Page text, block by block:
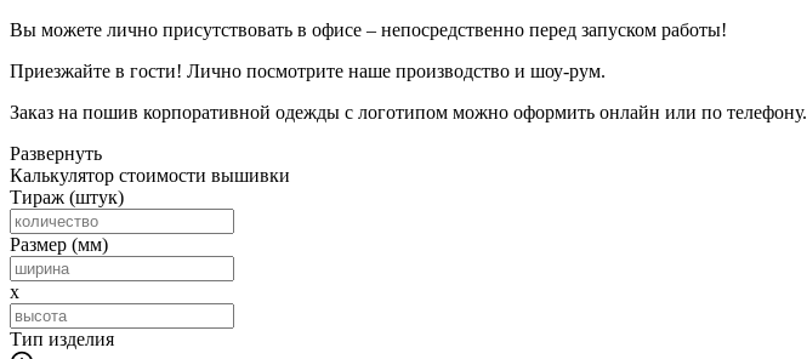
Вы можете лично присутствовать в офисе – непосредственно перед запуском работы!
Приезжайте в гости! Лично посмотрите наше производство и шоу-рум.
Заказ на пошив корпоративной одежды с логотипом можно оформить онлайн или по телефону.
Развернуть
Калькулятор стоимости вышивки
Тираж (штук)
Размер (мм)
x
Тип изделия